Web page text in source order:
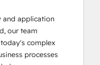
and application
our team
complex
processes